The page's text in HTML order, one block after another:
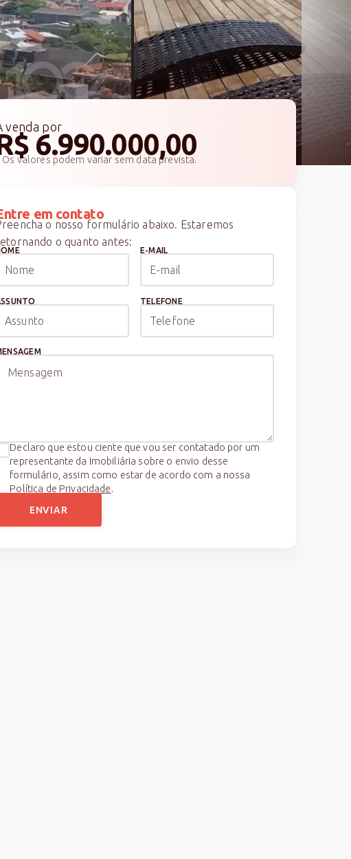
venda por
6.990.000,00
Os valores podem variar sem data prevista.
em contato
o nosso formulário abaixo. Estaremos
o quanto antes:
E-MAIL
TELEFONE
Declaro que estou ciente que vou ser contatado por um
representante da Imobiliária sobre o envio desse
formulário, assim como estar de acordo com a nossa
Política de Privacidade.
ENVIAR